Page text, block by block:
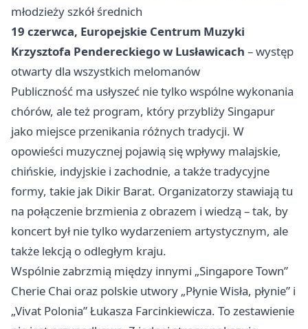
młodzieży szkół średnich
19 czerwca, Europejskie Centrum Muzyki
Krzysztofa Pendereckiego w Lusławicach – występ
otwarty dla wszystkich melomanów
Publiczność ma usłyszeć nie tylko wspólne wykonania
chórów, ale też program, który przybliży Singapur
jako miejsce przenikania różnych tradycji. W
opowieści muzycznej pojawią się wpływy malajskie,
chińskie, indyjskie i zachodnie, a także tradycyjne
formy, takie jak Dikir Barat. Organizatorzy stawiają tu
na połączenie brzmienia z obrazem i wiedzą – tak, by
koncert był nie tylko wydarzeniem artystycznym, ale
także lekcją o odległym kraju.
Wspólnie zabrzmią między innymi „Singapore Town”
Cherie Chai oraz polskie utwory „Płynie Wisła, płynie” i
„Vivat Polonia” Łukasza Farcinkiewicza. To zestawienie